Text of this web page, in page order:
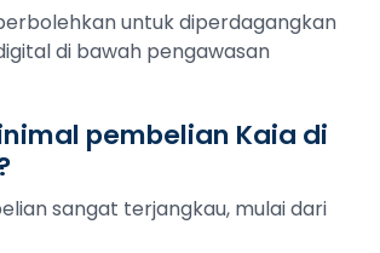
untuk diperdagangkan
di bawah pengawasan
pembelian Kaia di
sangat terjangkau, mulai dari